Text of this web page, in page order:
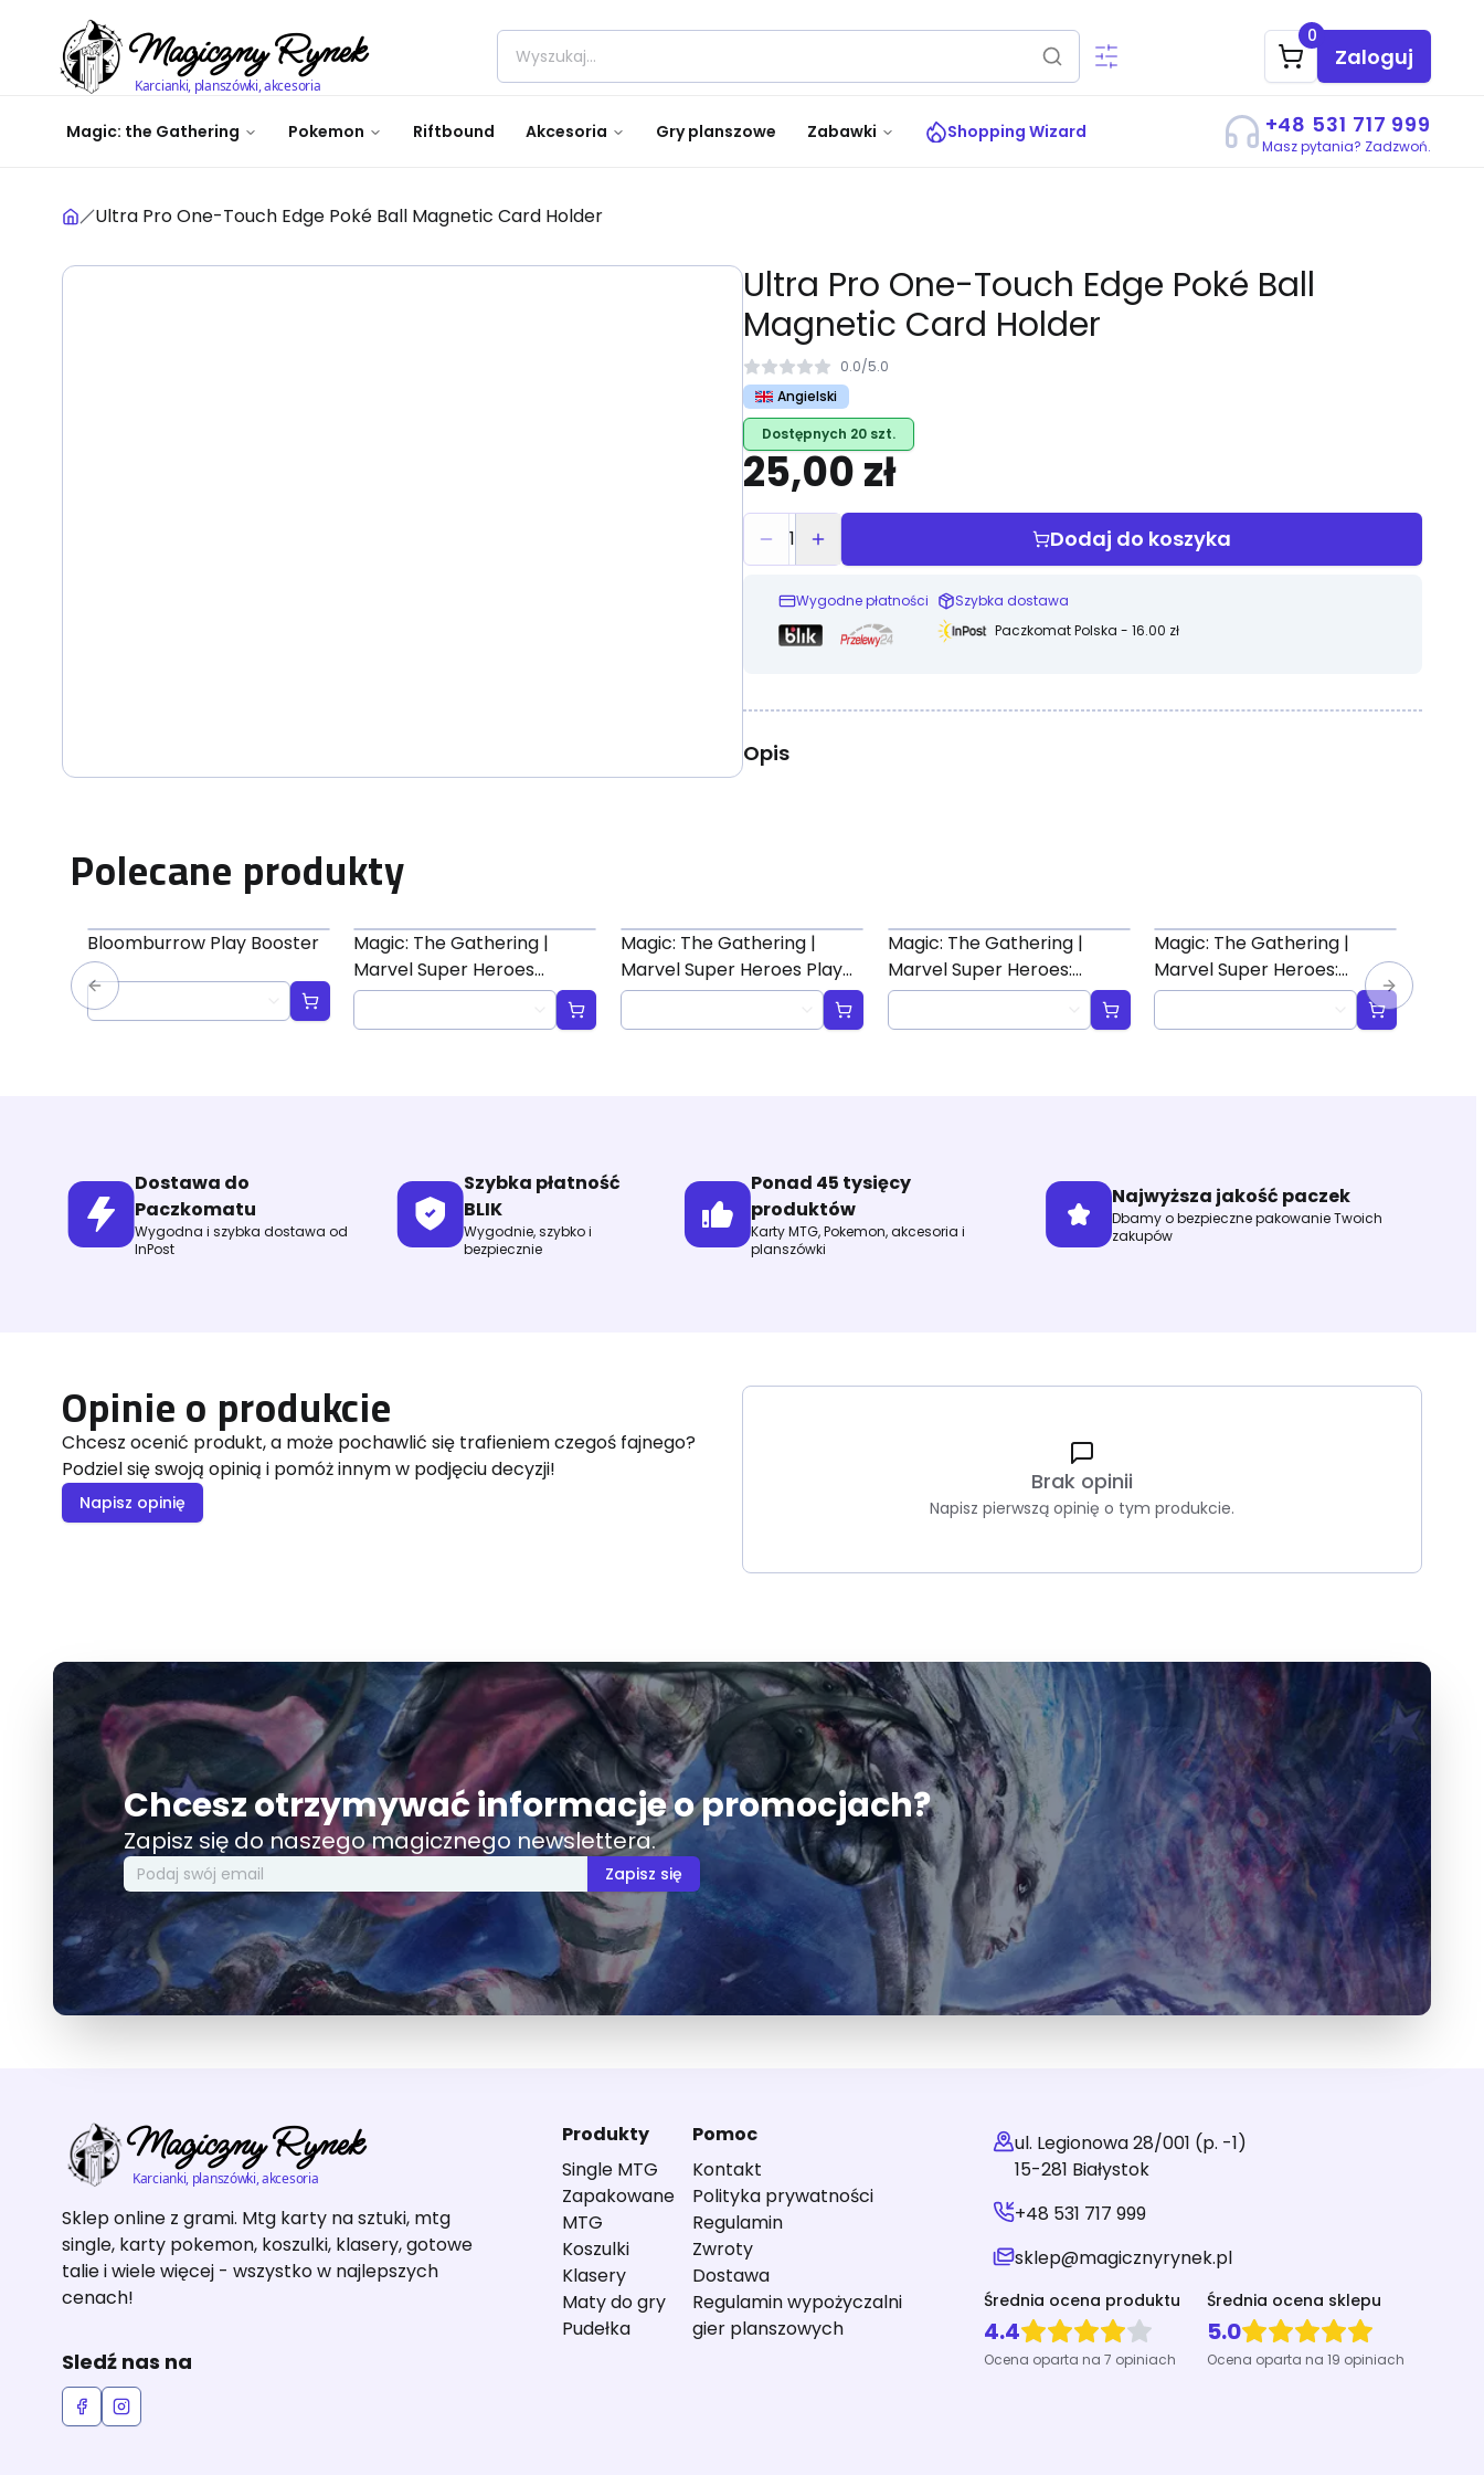
Magiczny Rynek
Karcianki, planszówki, akcesoria
0
Zaloguj
Magic: the Gathering Pokemon Riftbound Akcesoria Gry planszowe Zabawki Shopping Wizard +48 531 717 999
Masz pytania? Zadzwoń.
Ultra Pro One-Touch Edge Poké Ball Magnetic Card Holder
Ultra Pro One-Touch Edge Poké Ball
Magnetic Card Holder
0.0/5.0
Angielski
Dostępnych 20 szt.
25,00 zł
1 Dodaj do koszyka
Wygodne płatności
Szybka dostawa
Paczkomat Polska - 16.00 zł
Opis
Polecane produkty
Bloomburrow Play Booster
Magic: The Gathering |
Marvel Super Heroes
Jumpstart Booster
Magic: The Gathering |
Marvel Super Heroes Play
Booster
Magic: The Gathering |
Marvel Super Heroes:
"Heroes United" Scene Box
Magic: The Gathering |
Marvel Super Heroes:
"Villains Unleashed" Scene
Box
Dostawa do
Paczkomatu
Wygodna i szybka dostawa od
InPost
Szybka płatność
BLIK
Wygodnie, szybko i
bezpiecznie
Ponad 45 tysięcy
produktów
Karty MTG, Pokemon, akcesoria i
planszówki
Najwyższa jakość paczek
Dbamy o bezpieczne pakowanie Twoich
zakupów
Opinie o produkcie
Chcesz ocenić produkt, a może pochawlić się trafieniem czegoś fajnego?
Podziel się swoją opinią i pomóż innym w podjęciu decyzji!
Napisz opinię
Brak opinii
Napisz pierwszą opinię o tym produkcie.
Chcesz otrzymywać informacje o promocjach?
Zapisz się do naszego magicznego newslettera.
Zapisz się
Magiczny Rynek
Karcianki, planszówki, akcesoria
Sklep online z grami. Mtg karty na sztuki, mtg
single, karty pokemon, koszulki, klasery, gotowe
talie i wiele więcej - wszystko w najlepszych
cenach!
Sledź nas na
Produkty
Single MTG
Zapakowane
MTG
Koszulki
Klasery
Maty do gry
Pudełka
Pomoc
Kontakt
Polityka prywatności
Regulamin
Zwroty
Dostawa
Regulamin wypożyczalni
gier planszowych
ul. Legionowa 28/001 (p. -1)
15-281 Białystok
+48 531 717 999
sklep@magicznyrynek.pl
Średnia ocena produktu
4.4
Ocena oparta na 7 opiniach
Średnia ocena sklepu
5.0
Ocena oparta na 19 opiniach